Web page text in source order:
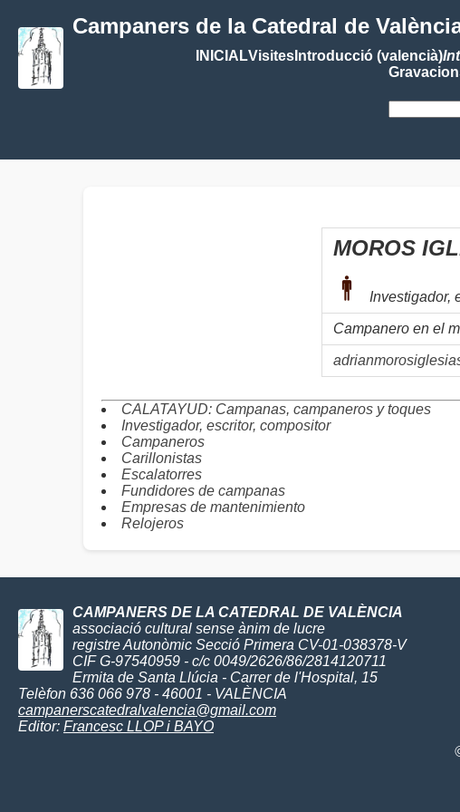
Campaners de la Catedral de
INICIALVisitesIntroducció (valencià)
MOROS
Investigador,
Campanero en el
CALATAYUD: Campanas, campaneros y toques
Investigador, escritor, compositor
Campaneros
Carillonistas
Escalatorres
Fundidores de campanas
Empresas de mantenimiento
Relojeros
CAMPANERS DE LA CATEDRAL DE VALÈNCIA
associació cultural sense ànim de lucre
registre Autonòmic Secció Primera CV-01-038378-V
CIF G-97540959 - c/c 0049/2626/86/2814120711
Ermita de Santa Llúcia - Carrer de l'Hospital, 15
Telèfon 636 066 978 - 46001 - VALÈNCIA
campanerscatedralvalencia@gmail.com
Editor: Francesc LLOP i BAYO